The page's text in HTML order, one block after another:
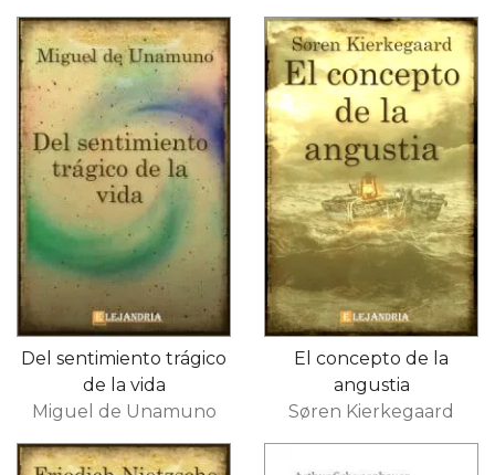
Del sentimiento trágico
de la vida
Miguel de Unamuno
El concepto de la
angustia
Søren Kierkegaard